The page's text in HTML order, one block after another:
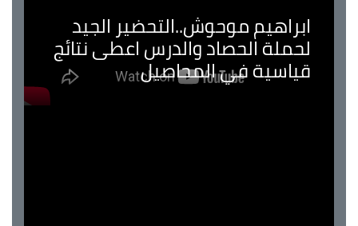
ابراهيم موحوش..التحضير الجيد
لحملة الحصاد والدرس اعطى نتائج
قياسية في المحاصيل